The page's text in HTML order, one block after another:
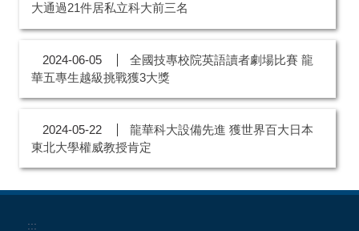
大通過21件居私立科大前三名
2024-06-05
全國技專校院英語讀者劇場比賽 龍
華五專生越級挑戰獲3大獎
2024-05-22
龍華科大設備先進 獲世界百大日本
東北大學權威教授肯定
:::